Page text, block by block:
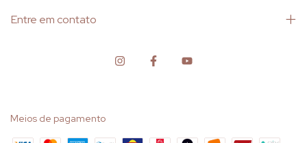
Entre em contato
Meios de pagamento